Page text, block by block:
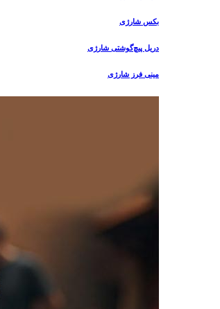
بکس شارژی
دریل پیچ‌گوشتی شارژی
مینی فرز شارژی